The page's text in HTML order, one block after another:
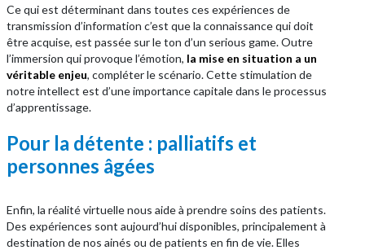
Ce qui est déterminant dans toutes ces expériences de
transmission d’information c’est que la connaissance qui doit
être acquise, est passée sur le ton d’un serious game. Outre
l’immersion qui provoque l’émotion, la mise en situation a un
véritable enjeu, compléter le scénario. Cette stimulation de
notre intellect est d’une importance capitale dans le processus
d’apprentissage.
Pour la détente : palliatifs et
personnes âgées
Enfin, la réalité virtuelle nous aide à prendre soins des patients.
Des expériences sont aujourd’hui disponibles, principalement à
destination de nos ainés ou de patients en fin de vie. Elles